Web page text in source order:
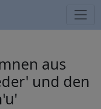
aus
und den